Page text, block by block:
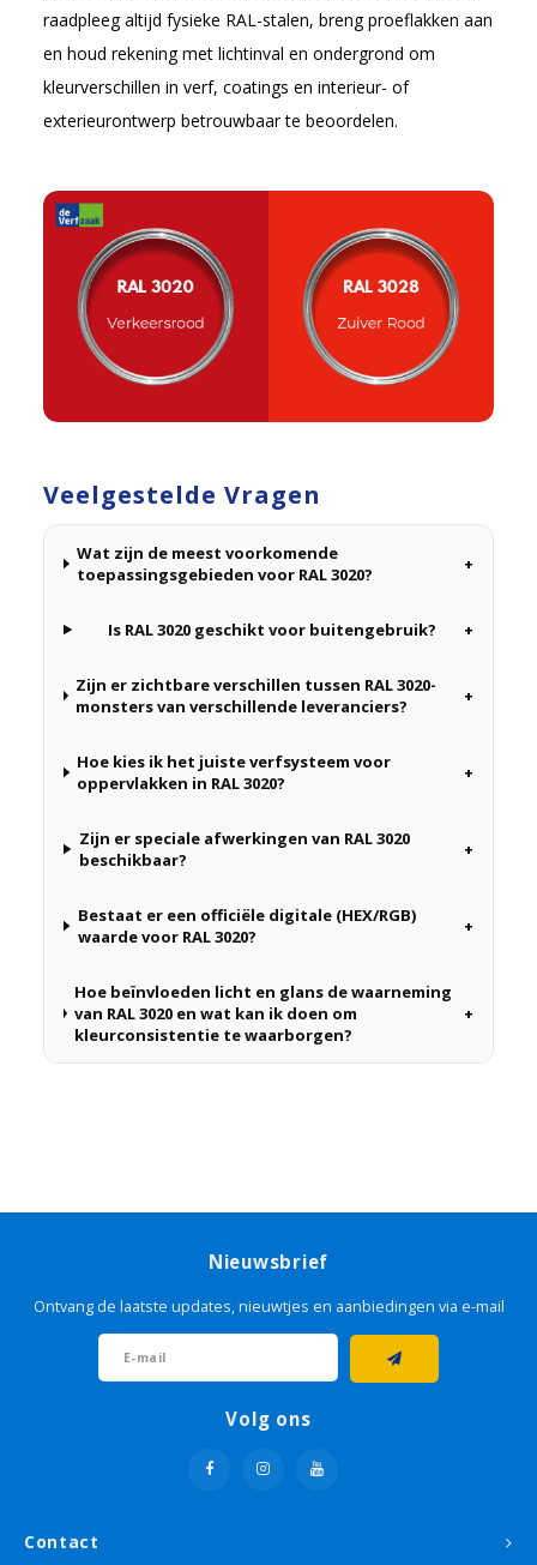
raadpleeg altijd fysieke RAL-stalen, breng proeflakken aan
en houd rekening met lichtinval en ondergrond om
kleurverschillen in verf, coatings en interieur- of
exterieurontwerp betrouwbaar te beoordelen.
Veelgestelde Vragen
Wat zijn de meest voorkomende
toepassingsgebieden voor RAL 3020?
+
Is RAL 3020 geschikt voor buitengebruik? +
Zijn er zichtbare verschillen tussen RAL 3020-
monsters van verschillende leveranciers?
+
Hoe kies ik het juiste verfsysteem voor
oppervlakken in RAL 3020?
+
Zijn er speciale afwerkingen van RAL 3020
beschikbaar?
+
Bestaat er een officiële digitale (HEX/RGB)
waarde voor RAL 3020?
+
Hoe beïnvloeden licht en glans de waarneming
van RAL 3020 en wat kan ik doen om
kleurconsistentie te waarborgen?
+
Contact
Nieuwsbrief
Ontvang de laatste updates, nieuwtjes en aanbiedingen via e-mail
Volg ons